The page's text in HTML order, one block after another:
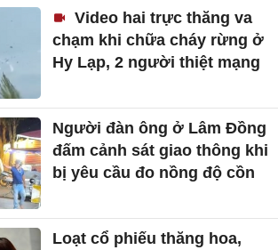
Video hai trực thăng va
chạm khi chữa cháy rừng ở
Hy Lạp, 2 người thiệt mạng
Người đàn ông ở Lâm Đồng
đấm cảnh sát giao thông khi
bị yêu cầu đo nồng độ cồn
Loạt cổ phiếu thăng hoa,